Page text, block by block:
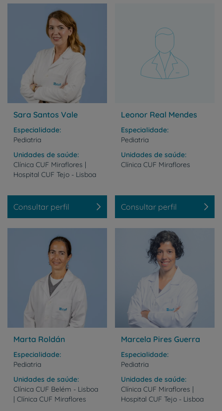
Sara Santos Vale
Especialidade
Pediatria
Unidades de saúde
Clínica CUF Miraflores |
Hospital CUF Tejo - Lisboa
Consultar perfil
Leonor Real Mendes
Especialidade
Pediatria
Unidades de saúde
Clínica CUF Miraflores
Consultar perfil
Marta Roldán
Especialidade
Pediatria
Unidades de saúde
Clínica CUF Belém - Lisboa
| Clínica CUF Miraflores
Marcela Pires Guerra
Especialidade
Pediatria
Unidades de saúde
Clínica CUF Miraflores |
Hospital CUF Tejo - Lisboa